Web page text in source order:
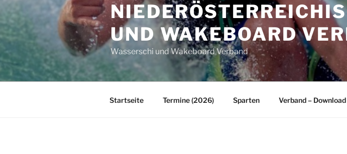
UND WAKEBOARD
Wasserschi und Wakeboard Verband
Startseite Termine (2026) Sparten Verband – Download